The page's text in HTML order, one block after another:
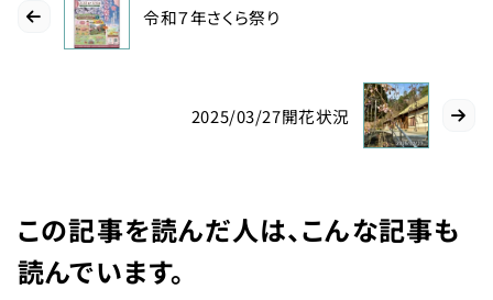
種
ご
678-
0114
立 神山
森林公
園
令和７年さくら祭り
2025/03/27開花状況
この記事を読んだ人は、こんな記事も
読んでいます。